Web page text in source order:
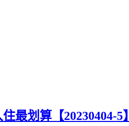
最划算【20230404-5】